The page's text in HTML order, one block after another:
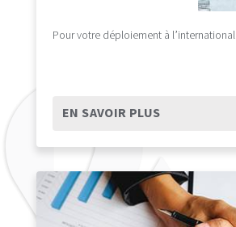
Pour votre déploiement à l’international
EN SAVOIR PLUS